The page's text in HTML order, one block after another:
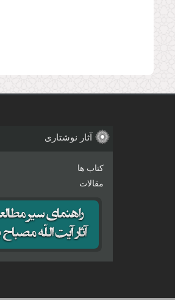
آثار نوشتاری
کتاب ها
مقالات